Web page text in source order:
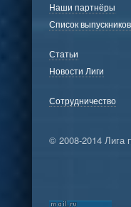
Наши партнёры
Список
Статьи
Новости Лиги
Сотрудничество
© 2008-2014 Лига